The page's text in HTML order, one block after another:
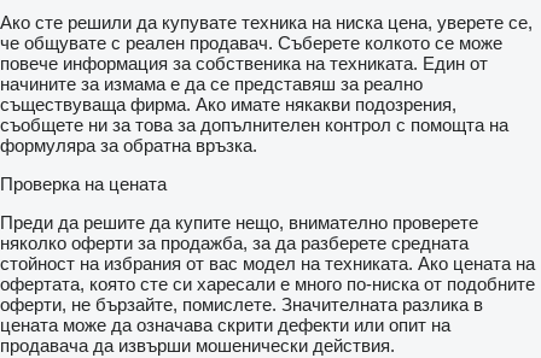
Schadstoffarm nach Abgasnorm Euro 6
Schaltpunktanzeige
Lade-/Fahrgastraum rechts
Schmutzfänger vorn
Seitenschutzleisten
Fahrersitz höhenverstellbar
Verzurrösen Laderaumboden
Wärmeschutzverglasung
Zul. Gesamtgewicht 3
Ausstattung wurde mit Hilfe einer VIN-Abfrage ermittelt
hier können technisch bedingt Fehler auftreten
CoC vorhanden
Ausstattung
LKW-Zulassung
Holzpatte
Werkstatteinrichtung
Ако сте решили да купувате техника на ниска цена, уверете се,
че общувате с реален продавач. Съберете колкото се може
повече информация за собственика на техниката. Един от
начините за измама е да се представяш за реално
съществуваща фирма. Ако имате някакви подозрения,
съобщете ни за това за допълнителен контрол с помощта на
формуляра за обратна връзка.
Проверка на цената
Преди да решите да купите нещо, внимателно проверете
няколко оферти за продажба, за да разберете средната
стойност на избрания от вас модел на техниката. Ако цената на
офертата, която сте си харесали е много по-ниска от подобните
оферти, не бързайте, помислете. Значителната разлика в
цената може да означава скрити дефекти или опит на
продавача да извърши мошенически действия.